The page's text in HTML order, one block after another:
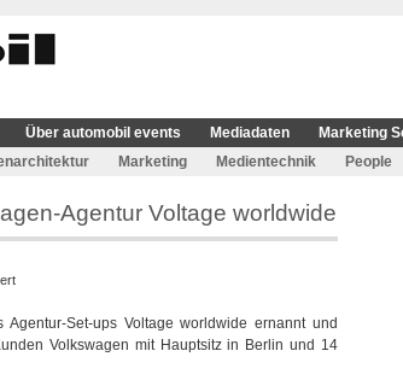
Über automobil events Mediadaten
Marketing
Marketing Medientechnik People
Agentur Voltage worldwide
für
Pschorr
wird
Set-ups Voltage worldwide ernannt und
Volkswagen mit Hauptsitz in Berlin und 14